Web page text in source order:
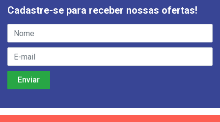
Cadastre-se para receber nossas ofertas!